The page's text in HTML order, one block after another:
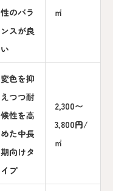
性のバラ
ンスが良
い
㎡
変色を抑
えつつ耐
候性を高
めた中長
期向けタ
イプ
2,300〜
3,800円/
㎡